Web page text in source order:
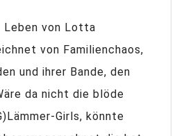
Leben von Lotta
von Familienchaos,
und ihrer Bande, den
da nicht die blöde
Girls, könnte